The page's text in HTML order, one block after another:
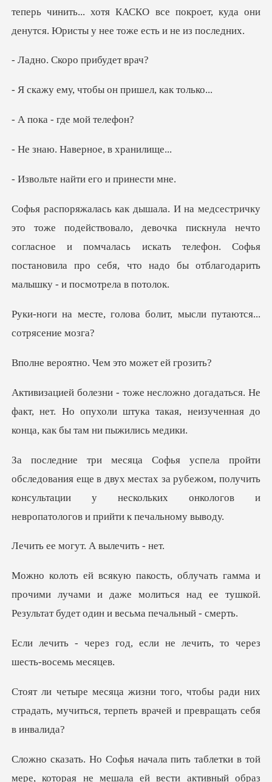
теперь чинить..
Скоро при
чтобы он пришел
- где мой
Наверное, в
айти его и п
девочка пискнула нечто
согласное и помчалась искать телефон. Софья
постано
ова болит, мысли путают
о. Чем это мож
я. Не
факт, нет. Но опухоли штука такая, неизу
е в двух местах за рубежом, получить
консультации у несколь
огут. А выл
прочими лучами и даже молиться над ее тушкой.
Р
, если не лечить, то че
бы ради них
страдать, мучиться, терпет
ой
мере, которая не мешала ей вести активный обра